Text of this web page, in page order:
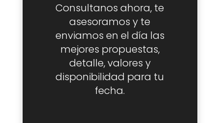
Consultanos ahora, te
asesoramos y te
enviamos en el día las
mejores propuestas,
detalle, valores y
disponibilidad para tu
fecha.